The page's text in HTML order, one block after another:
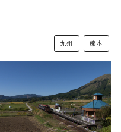
九州 熊本